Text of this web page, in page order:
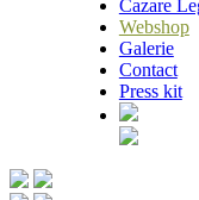
Cazare
Webshop
Galerie
Contact
Press kit